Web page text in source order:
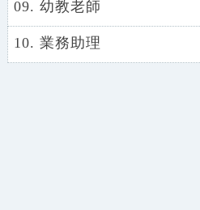
09. 幼教老師
10. 業務助理